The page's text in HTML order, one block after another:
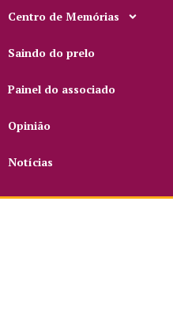
Centro de Memórias
Saindo do prelo
Painel do associado
Opinião
Notícias